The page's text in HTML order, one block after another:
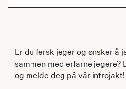
Er du fersk jeger og ønsker å
sammen med erfarne jegere?
og melde deg på vår introjakt!